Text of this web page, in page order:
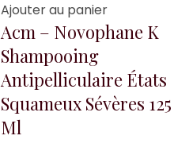
Ajouter au panier
Acm – Novophane K
Shampooing
Antipelliculaire États
Squameux Sévères 125
Ml